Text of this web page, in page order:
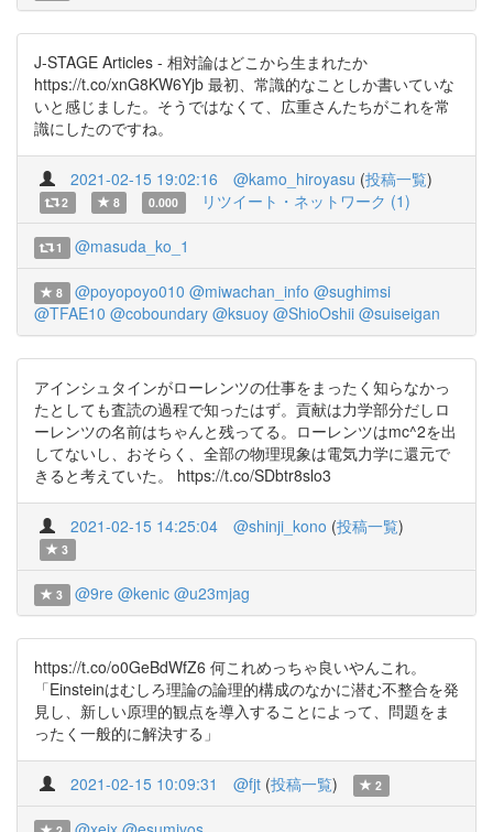
J-STAGE Articles - 相対論はどこから生まれたか
https://t.co/xnG8KW6Yjb 最初、常識的なことしか書いていな
いと感じました。そうではなくて、広重さんたちがこれを常
識にしたのですね。
2021-02-15 19:02:16 @kamo_hiroyasu (投稿一覧)
2 8 0.000 リツイート・ネットワーク (1)
1 @masuda_ko_1
8 @poyopoyo010 @miwachan_info @sughimsi
@TFAE10 @coboundary @ksuoy @ShioOshii @suiseigan
アインシュタインがローレンツの仕事をまったく知らなかっ
たとしても査読の過程で知ったはず。貢献は力学部分だしロ
ーレンツの名前はちゃんと残ってる。ローレンツはmc^2を出
してないし、おそらく、全部の物理現象は電気力学に還元で
きると考えていた。 https://t.co/SDbtr8slo3
2021-02-15 14:25:04 @shinji_kono (投稿一覧)
3
3 @9re @kenic @u23mjag
https://t.co/o0GeBdWfZ6 何これめっちゃ良いやんこれ。
「Einsteinはむしろ理論の論理的構成のなかに潜む不整合を発
見し、新しい原理的観点を導入することによって、問題をま
ったく一般的に解決する」
2021-02-15 10:09:31 @fjt (投稿一覧) 2